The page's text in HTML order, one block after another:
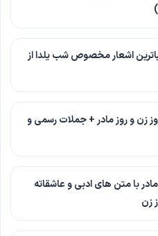
اشعار مخصوص شب یلدا از
زن و روز مادر + جملات رسمی و
با متن های ادبی و عاشقاته
زن